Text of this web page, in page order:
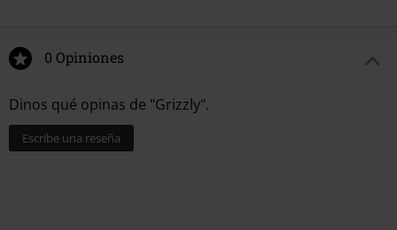
0 Opiniones
Dinos qué opinas de "Grizzly".
Escribe una reseña